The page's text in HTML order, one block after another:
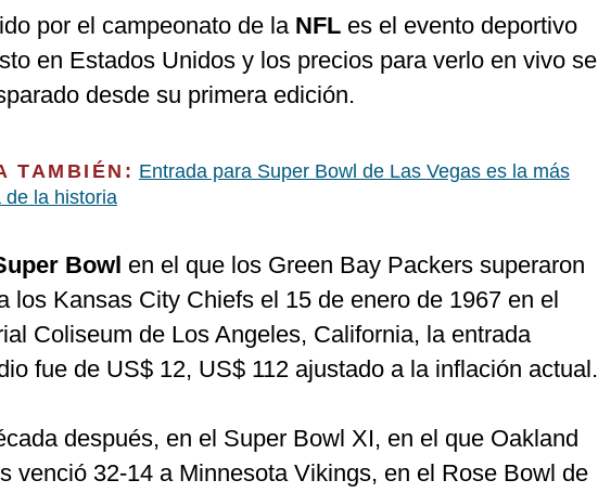
por el campeonato de la NFL es el evento deportivo
en Estados Unidos y los precios para verlo en vivo se
desde su primera edición.
TAMBIÉN: Entrada para Super Bowl de Las Vegas es la más
de la historia
Bowl en el que los Green Bay Packers superaron
los Kansas City Chiefs el 15 de enero de 1967 en el
Coliseum de Los Angeles, California, la entrada
fue de US$ 12, US$ 112 ajustado a la inflación actual.
después, en el Super Bowl XI, en el que Oakland
venció 32-14 a Minnesota Vikings, en el Rose Bowl de